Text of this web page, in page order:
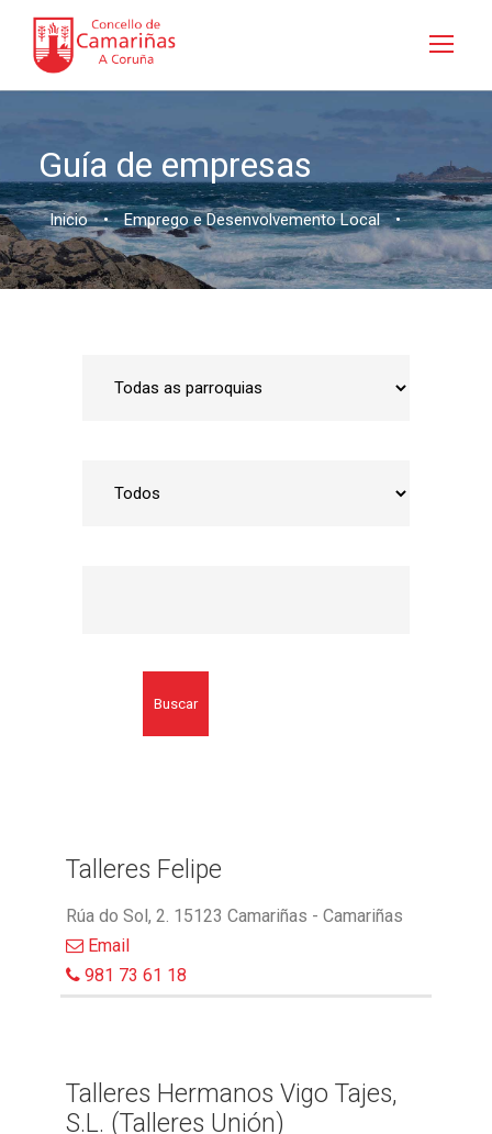
Guía de empresas
Inicio • Emprego e Desenvolvemento Local •
Buscar
Talleres Felipe
Rúa do Sol, 2. 15123 Camariñas - Camariñas
Email
981 73 61 18
Talleres Hermanos Vigo Tajes,
S.L. (Talleres Unión)